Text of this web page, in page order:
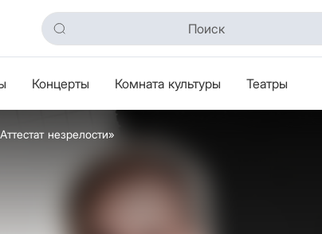
Концерты Комната культуры Театры
незрелости»